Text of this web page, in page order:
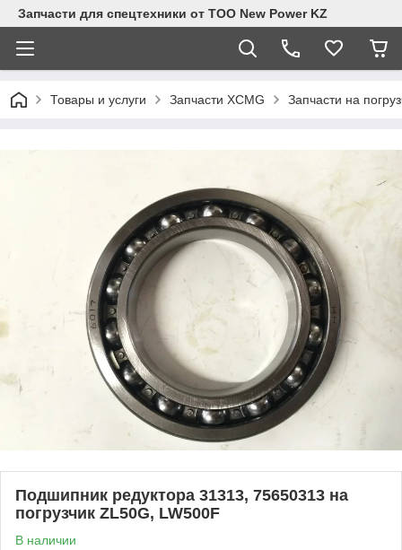
Запчасти для спецтехники от ТОО New Power KZ
Товары и услуги Запчасти XCMG Запчасти на
Подшипник редуктора 31313, 75650313 на
погрузчик ZL50G, LW500F
В наличии